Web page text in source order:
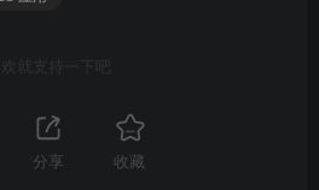
，请评论后刷新页面查看.
欢就支持一下吧
分享 收藏